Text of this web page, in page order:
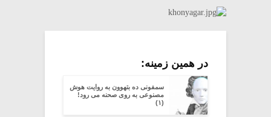
در همین زمینه:
سمفونی ده بتهوون به روایت هوش
مصنوعی به روی صحنه می رود!
(۱)